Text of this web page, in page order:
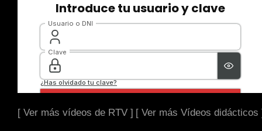
[ Ver más vídeos de RTV ] [ Ver más Vídeos didácticos